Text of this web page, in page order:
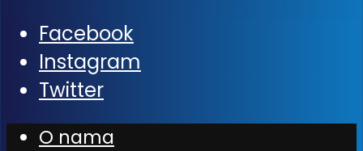
Facebook
Instagram
Twitter
O nama